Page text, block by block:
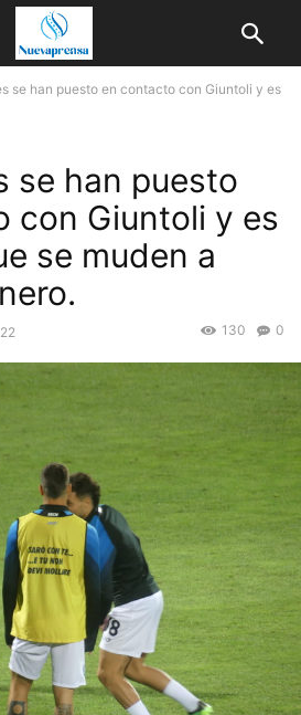
se han puesto en contacto con Giuntoli y es
se han puesto
con Giuntoli y es
se muden a
0
130